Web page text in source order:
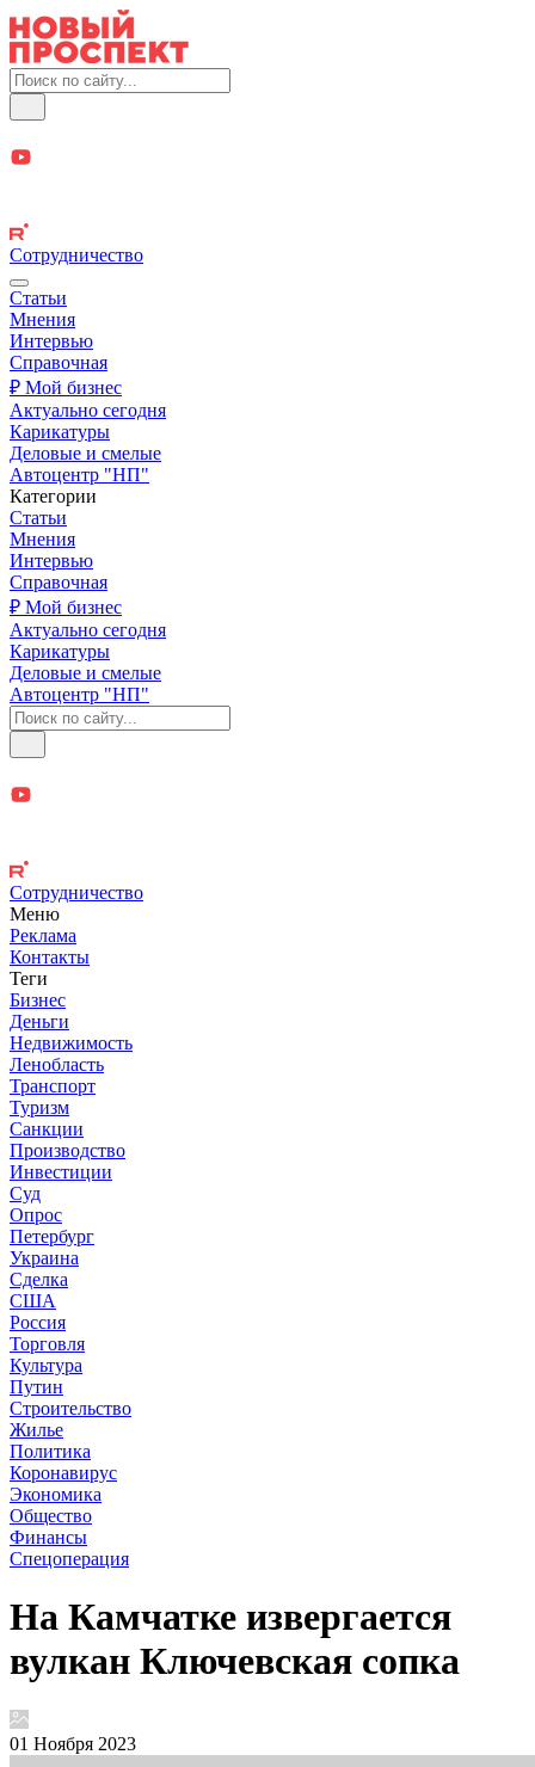
Сотрудничество
Статьи
Мнения
Интервью
Справочная
₽ Мой бизнес
Актуально сегодня
Карикатуры
Деловые и смелые
Автоцентр "НП"
Категории
Статьи
Мнения
Интервью
Справочная
₽ Мой бизнес
Актуально сегодня
Карикатуры
Деловые и смелые
Автоцентр "НП"
Сотрудничество
Меню
Реклама
Контакты
Теги
Бизнес
Деньги
Недвижимость
Ленобласть
Транспорт
Туризм
Санкции
Производство
Инвестиции
Суд
Опрос
Петербург
Украина
Сделка
США
Россия
Торговля
Культура
Путин
Строительство
Жилье
Политика
Коронавирус
Экономика
Общество
Финансы
Спецоперация
На Камчатке извергается
вулкан Ключевская сопка
01 Ноября 2023